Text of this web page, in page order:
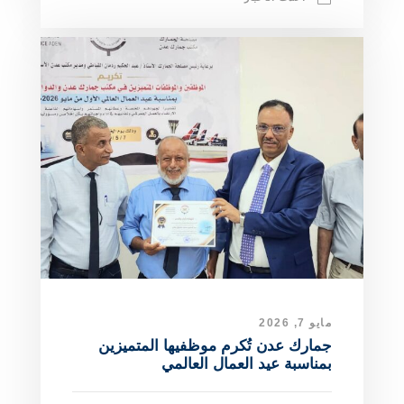
مايو 7, 2026
جمارك عدن تُكرم موظفيها المتميزين
بمناسبة عيد العمال العالمي ​